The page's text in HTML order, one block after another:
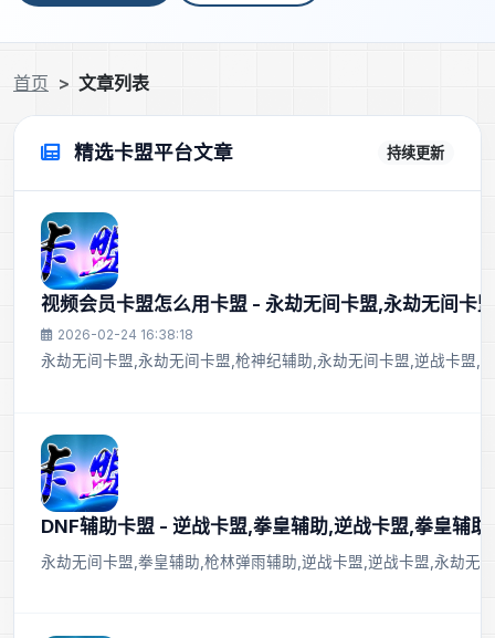
首页 文章列表
精选卡盟平台文章 持续更新
视频会员卡盟怎么用卡盟 - 永劫无间卡盟,永劫无间卡
2026-02-24 16:38:18
永劫无间卡盟,永劫无间卡盟,枪神纪辅助,永劫无间卡盟,逆战卡盟,
DNF辅助卡盟 - 逆战卡盟,拳皇辅助,逆战卡盟,拳皇辅助
永劫无间卡盟,拳皇辅助,枪林弹雨辅助,逆战卡盟,逆战卡盟,永劫无